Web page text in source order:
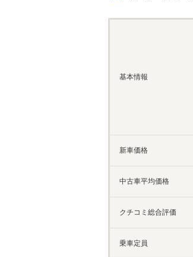
基本情報
新車価格
中古車平均価格
クチコミ総合評価
乗車定員